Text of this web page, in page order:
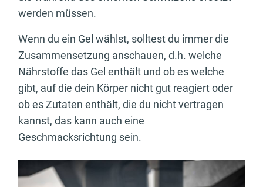
werden müssen.
Wenn du ein Gel wählst, solltest du immer die
Zusammensetzung anschauen, d.h. welche
Nährstoffe das Gel enthält und ob es welche
gibt, auf die dein Körper nicht gut reagiert oder
ob es Zutaten enthält, die du nicht vertragen
kannst, das kann auch eine
Geschmacksrichtung sein.